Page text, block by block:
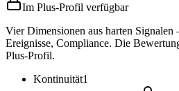
Im Plus-Profil verfügbar
Vier Dimensionen aus harten
Ereignisse, Compliance. Die
Plus-Profil.
Kontinuität1